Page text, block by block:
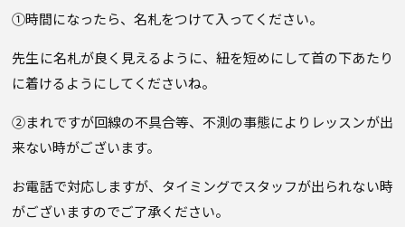
①時間になったら、名札をつけて入ってください。
先生に名札が良く見えるように、紐を短めにして首の下あたり
に着けるようにしてくださいね。
②まれですが回線の不具合等、不測の事態によりレッスンが出
来ない時がございます。
お電話で対応しますが、タイミングでスタッフが出られない時
がございますのでご了承ください。